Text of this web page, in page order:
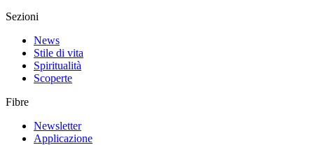
Sezioni
News
Stile di vita
Spiritualità
Scoperte
Fibre
Newsletter
Applicazione